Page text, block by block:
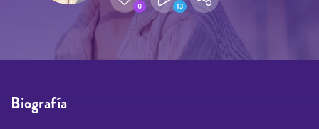
0 13
Biografía